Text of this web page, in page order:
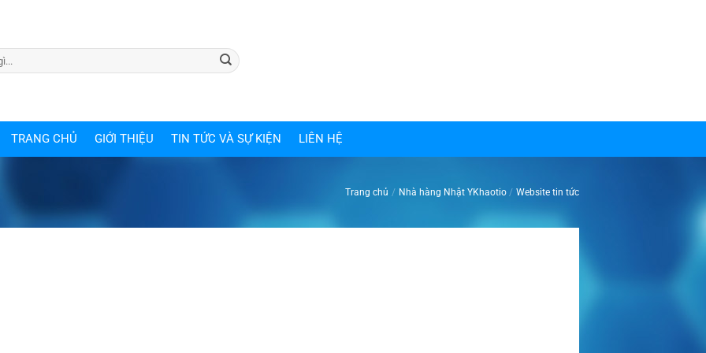
TRANG CHỦ GIỚI THIỆU TIN TỨC VÀ SỰ KIỆN LIÊN HỆ
Trang chủ / Nhà hàng Nhật YKhaotio / Website tin tức